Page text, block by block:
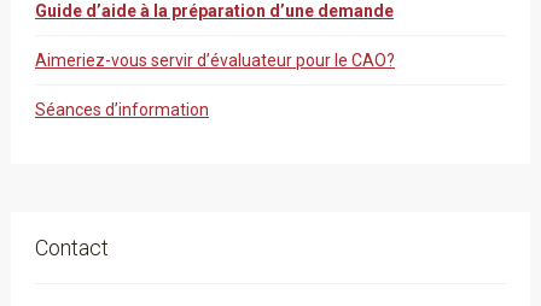
Guide d’aide à la préparation d’une demande
Aimeriez-vous servir d’évaluateur pour le CAO?
Séances d’information
Contact